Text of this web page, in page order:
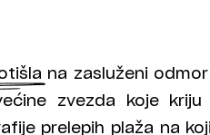
na zasluženi
zvezda koje
prelepih plaža na